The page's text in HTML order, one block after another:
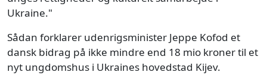
Ukraine."
Sådan forklarer udenrigsminister Jeppe Kofod et
dansk bidrag på ikke mindre end 18 mio kroner til et
nyt ungdomshus i Ukraines hovedstad Kijev.